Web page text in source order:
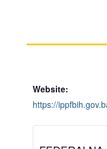
Website:
https://